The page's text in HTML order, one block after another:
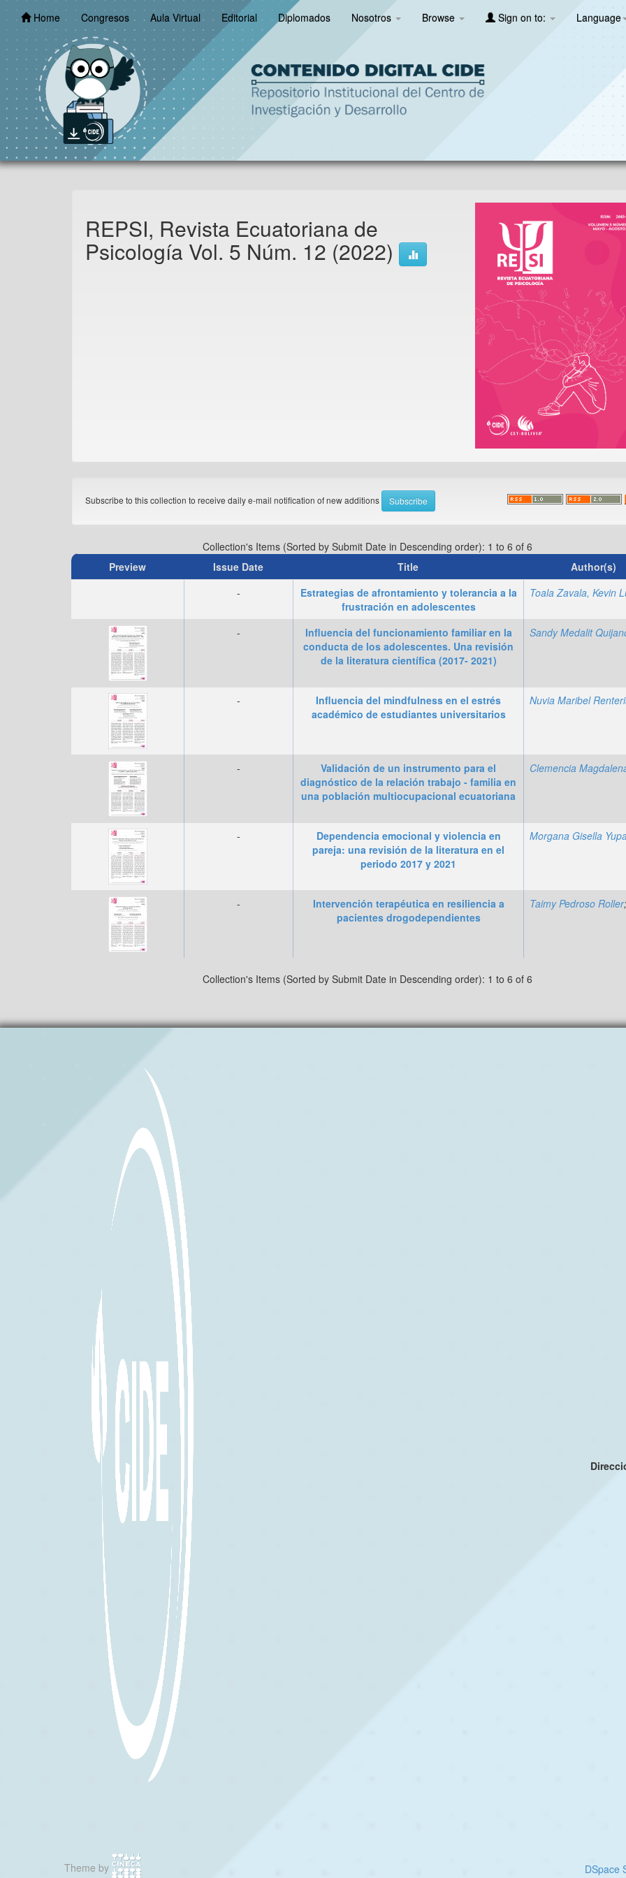
Skip
navigationHome Congresos Aula Virtual Editorial Diplomados Nosotros Browse Sign on to: Language
REPSI, Revista Ecuatoriana de
Psicología Vol. 5 Núm. 12 (2022)
Subscribe to this collection to receive daily e-mail notification of new additions
Collection's Items (Sorted by Submit Date in Descending order): 1 to 6 of 6
Preview
Issue Date Title
Author(s)
-
Estrategias de afrontamiento y tolerancia a la
frustración en adolescentes
-
Influencia del funcionamiento familiar en la
conducta de los adolescentes. Una revisión
de la literatura científica (2017- 2021)
Sandy Medalit
-
Influencia del mindfulness en el estrés
académico de estudiantes universitarios
-
Validación de un instrumento para el
diagnóstico de la relación trabajo - familia en
una población multiocupacional ecuatoriana
-
Dependencia emocional y violencia en
pareja: una revisión de la literatura en el
periodo 2017 y 2021
-
Intervención terapéutica en resiliencia a
pacientes drogodependientes
Taimy Pedroso Roller
Collection's Items (Sorted by Submit Date in Descending order): 1 to 6 of 6
Theme by DSpace